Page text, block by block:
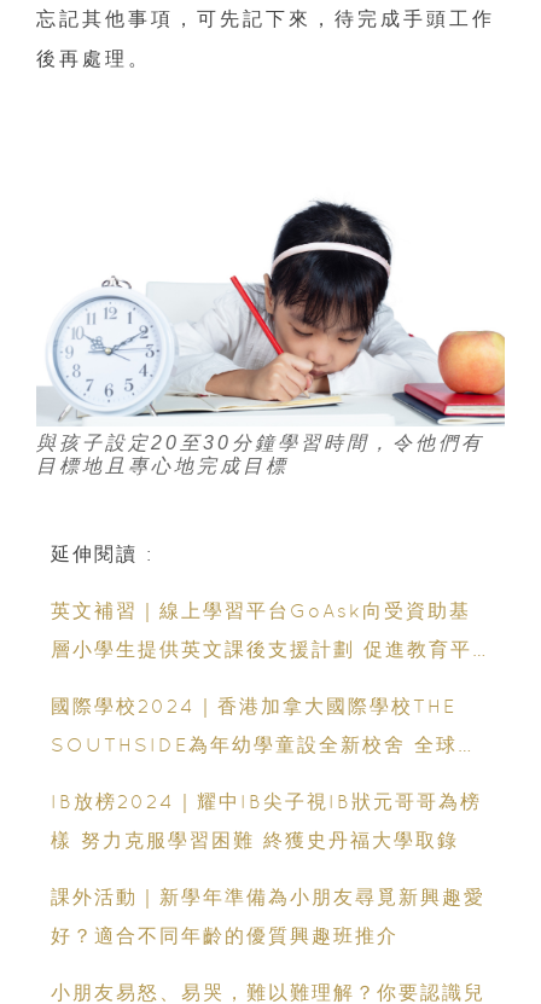
忘記其他事項，可先記下來，待完成手頭工作
後再處理。
與孩子設定20至30分鐘學習時間，令他們有
目標地且專心地完成目標
延伸閱讀 :
英文補習｜線上學習平台GoAsk向受資助基
層小學生提供英文課後支援計劃 促進教育平
國際學校2024｜香港加拿大國際學校THE
SOUTHSIDE為年幼學童設全新校舍 全球首
IB放榜2024｜耀中IB尖子視IB狀元哥哥為榜
樣 努力克服學習困難 終獲史丹福大學取錄
課外活動｜新學年準備為小朋友尋覓新興趣愛
好？適合不同年齡的優質興趣班推介
小朋友易怒、易哭，難以難理解？你要認識兒